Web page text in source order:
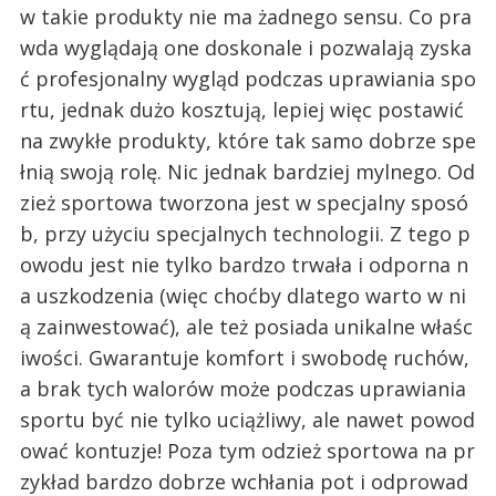
w takie produkty nie ma żadnego sensu. Co pra
wda wyglądają one doskonale i pozwalają zyska
ć profesjonalny wygląd podczas uprawiania spo
rtu, jednak dużo kosztują, lepiej więc postawić
na zwykłe produkty, które tak samo dobrze spe
łnią swoją rolę. Nic jednak bardziej mylnego. Od
zież sportowa tworzona jest w specjalny sposó
b, przy użyciu specjalnych technologii. Z tego p
owodu jest nie tylko bardzo trwała i odporna n
a uszkodzenia (więc choćby dlatego warto w ni
ą zainwestować), ale też posiada unikalne właśc
iwości. Gwarantuje komfort i swobodę ruchów,
a brak tych walorów może podczas uprawiania
sportu być nie tylko uciążliwy, ale nawet powod
ować kontuzje! Poza tym odzież sportowa na pr
zykład bardzo dobrze wchłania pot i odprowad